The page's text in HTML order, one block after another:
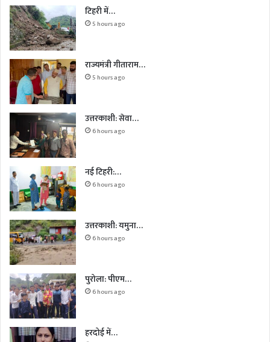
टिहरी में…
5 hours ago
राज्यमंत्री गीताराम…
5 hours ago
उत्तरकाशी: सेवा…
6 hours ago
नई टिहरी:…
6 hours ago
उत्तरकाशी: यमुना…
6 hours ago
पुरोला: पीएम…
6 hours ago
हरदोई में…